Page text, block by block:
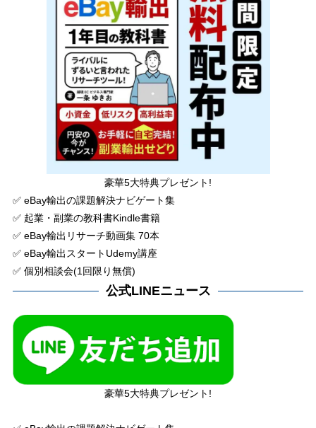
豪華5大特典プレゼント!
✅ eBay輸出の課題解決ナビゲート集
✅ 起業・副業の教科書Kindle書籍
✅ eBay輸出リサーチ動画集 70本
✅ eBay輸出スタートUdemy講座
✅ 個別相談会(1回限り無償)
公式LINEニュース
豪華5大特典プレゼント!